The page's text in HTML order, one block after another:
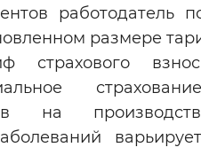
работодатель
размере
страхового
на